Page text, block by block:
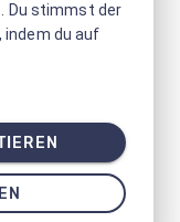
Du stimmst der
indem du auf